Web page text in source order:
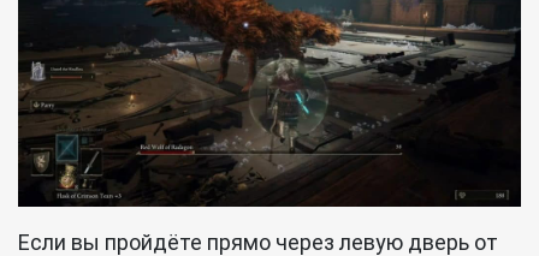
Если вы пройдёте прямо через левую дверь от